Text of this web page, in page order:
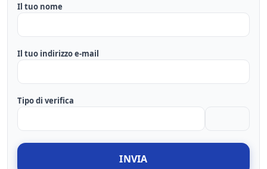
Il tuo nome
Il tuo indirizzo e-mail
Tipo di verifica
INVIA